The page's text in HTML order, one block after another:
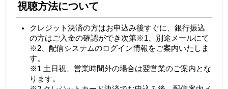
視聴方法について
クレジット決済の方はお申込み後すぐに、銀行振込
の方はご入金の確認ができ次第※1、別途メールにて
※2、配信システムのログイン情報をご案内いたしま
す。
※1 土日祝、営業時間外の場合は翌営業のご案内とな
ります。